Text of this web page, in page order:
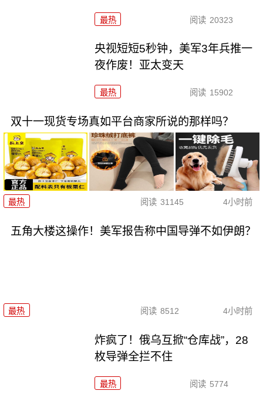
最热 阅读 20323
央视短短5秒钟，美军3年兵推一
夜作废！亚太变天
最热 阅读 15902
双十一现货专场真如平台商家所说的那样吗？
最热 阅读 31145 4小时前
五角大楼这操作！美军报告称中国导弹不如伊朗？
最热 阅读 8512 4小时前
炸疯了！俄乌互掀“仓库战”，28
枚导弹全拦不住
最热 阅读 5774